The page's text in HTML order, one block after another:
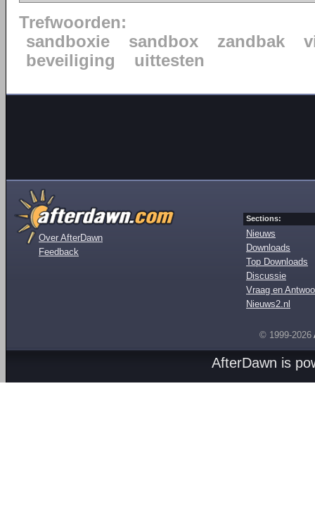
Trefwoorden:
sandboxie
sandbox zandbak
beveiliging
uittesten
Over AfterDawn
Feedback
Sections:
Nieuws
Downloads
Top Downloads
Discussie
Vraag en
Nieuws2.nl
© 1999-2026
AfterDawn is